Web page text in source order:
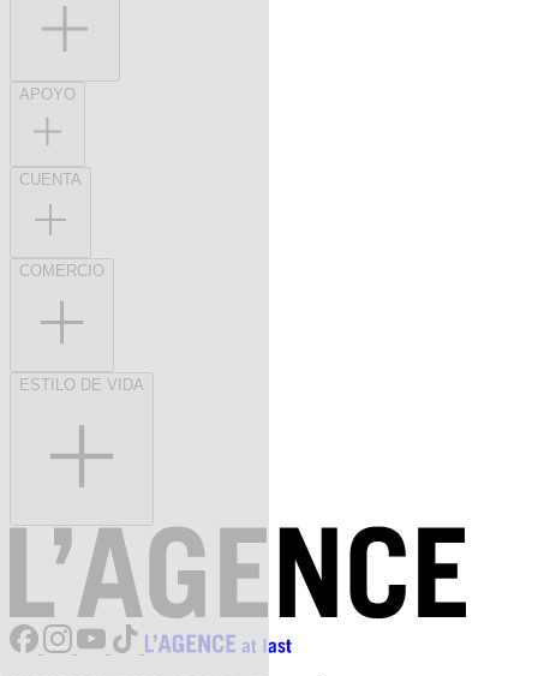
APOYO
CUENTA
COMERCIO
ESTILO DE VIDA